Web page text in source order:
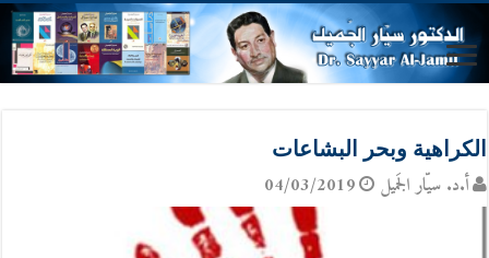
الكراهية وبحر البشاعات
أ.د. سيّار الجَميل 04/03/2019